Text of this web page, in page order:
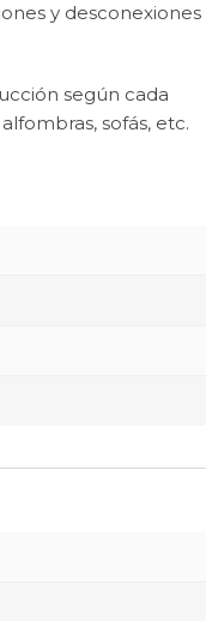
y desconexiones
según cada
sofás, etc.